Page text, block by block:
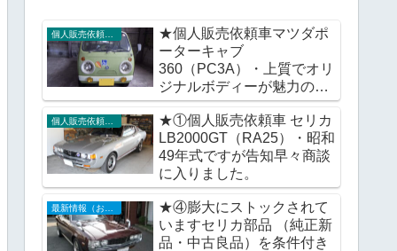
★個人販売依頼車マツダポ
ーターキャブ
360（PC3A）・上質でオリ
ジナルボディーが魅力の通
称ガチャピンポーターをい
かがですか。
★①個人販売依頼車 セリカ
LB2000GT（RA25）・昭和
49年式ですが告知早々商談
に入りました。
★④膨大にストックされて
いますセリカ部品 （純正新
品・中古良品）を条件付き